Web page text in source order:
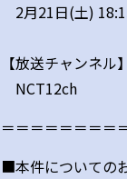
2月21日(土)
【放送チャンネル】
NCT12ch
＝＝＝＝＝＝＝＝
■本件についての